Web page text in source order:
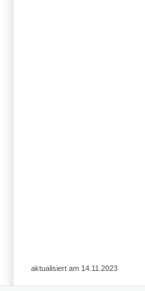
aktualisiert am 14.11.2023